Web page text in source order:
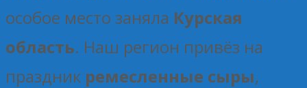
особое место заняла Курская
область. Наш регион привёз на
праздник ремесленные сыры,